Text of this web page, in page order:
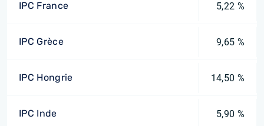
IPC France 5,22 %
IPC Grèce 9,65 %
IPC Hongrie 14,50 %
IPC Inde 5,90 %